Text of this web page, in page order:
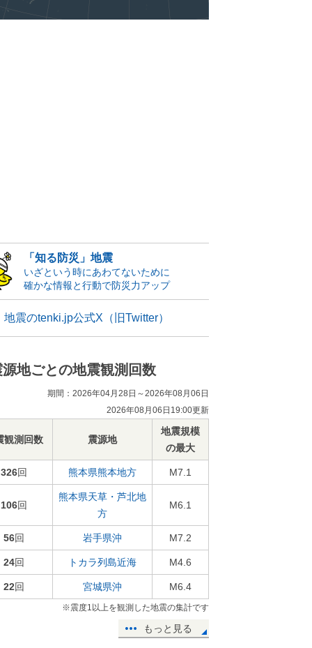
「知る防災」地震
いざという時にあわてないために
確かな情報と行動で防災力アップ
地震のtenki.jp公式X（旧Twitter）
源地ごとの地震観測回数
期間：2026年04月28日～2026年08月06日
2026年08月06日19:00更新
観測回数 震源地
地震規模
の最大
326回 熊本県熊本地方 M7.1
106回
熊本県天草・芦北地
方
M6.1
56回 岩手県沖 M7.2
24回 トカラ列島近海 M4.6
22回 宮城県沖 M6.4
※震度1以上を観測した地震の集計です
もっと見る